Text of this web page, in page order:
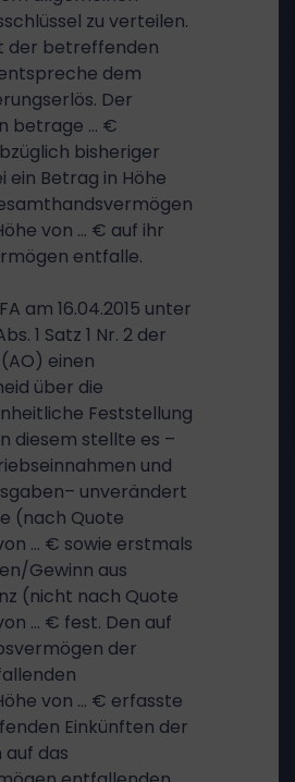
zu verteilen.
der betreffenden
dem
Der
betrage … €
bisheriger
ein Betrag in Höhe
von … € auf ihr
entfalle.
am 16.04.2015 unter
1 Satz 1 Nr. 2 der
einen
über die
Feststellung
diesem stellte es –
und
unverändert
(nach Quote
… € sowie erstmals
Gewinn aus
(nicht nach Quote
… € fest. Den auf
der
von … € erfasste
Einkünften der
auf das